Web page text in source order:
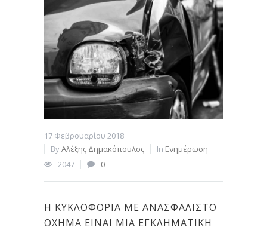
17 Φεβρουαρίου 2018
ByΑλέξης Δημακόπουλος In Ενημέρωση
2047
0
Η ΚΥΚΛΟΦΟΡΊΑ ΜΕ ΑΝΑΣΦΆΛΙΣΤΟ
ΌΧΗΜΑ ΕΊΝΑΙ ΜΙΑ ΕΓΚΛΗΜΑΤΙΚΉ